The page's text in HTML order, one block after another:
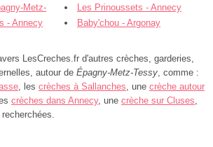
Metz-
Les Prinoussets - Annecy
- Annecy
Baby'chou - Argonay
LesCreches.fr d'autres crèches, garderies,
autour de Épagny-Metz-Tessy, comme :
, les crèches à Sallanches, une crèche autour
crèches dans Annecy, une crèche sur Cluses,